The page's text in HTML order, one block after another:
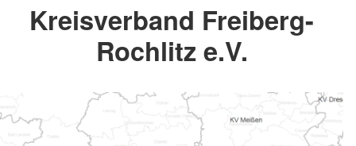
Kreisverband Freiberg-
Rochlitz e.V.